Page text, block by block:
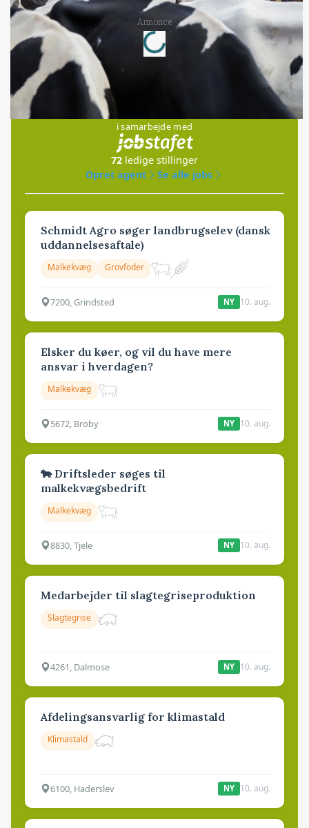
Annonce
Loading...
i samarbejde med
72 ledige stillinger
Opret agent
Se alle jobs
Schmidt Agro søger landbrugselev (dansk
uddannelsesaftale)
Malkekvæg Grovfoder
7200, Grindsted NY 10. aug.
Elsker du køer, og vil du have mere
ansvar i hverdagen?
Malkekvæg
5672, Broby NY 10. aug.
🐄 Driftsleder søges til
malkekvægsbedrift
Malkekvæg
8830, Tjele NY 10. aug.
Medarbejder til slagtegriseproduktion
Slagtegrise
4261, Dalmose NY 10. aug.
Afdelingsansvarlig for klimastald
Klimastald
6100, Haderslev NY 10. aug.